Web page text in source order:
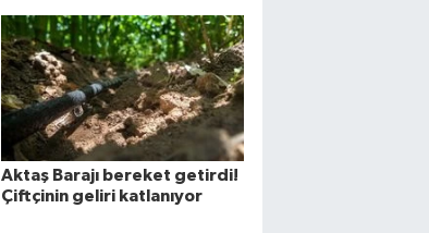
Aktaş Barajı bereket getirdi!
Çiftçinin geliri katlanıyor